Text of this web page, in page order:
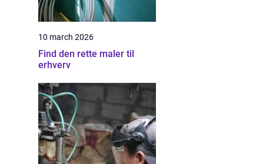
10 march 2026
Find den rette maler til
erhverv